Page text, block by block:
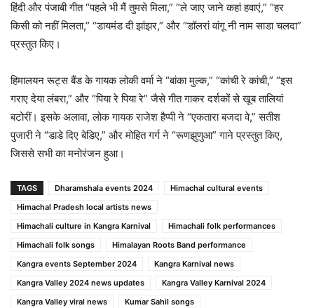
हिंदी और पंजाबी गीत “पहले भी मैं तुमसे मिला,” “ले जाए जाने कहां हवाएं,” “हर
किसी को नहीं मिलता,” “डायमंड दी झांझर,” और “डॉलरां वांगू नी नाम साडा चलदा”
प्रस्तुत किए।
हिमालयन रूट्स बैंड के गायक लोकी वर्मा ने “बांका मुल्क,” “कांची रे कांची,” “इस
गराए देया लंबरा,” और “पिया रे पिया रे” जैसे गीत गाकर दर्शकों से खूब तालियां
बटोरीं। इसके अलावा, लोक गायक राजेश हैप्पी ने “एकतारा बजदा वे,” सतीश
पुजारी ने “डाडे दिए बेडिए,” और मोहित गर्ग ने “रूणझुणुआ” गाने प्रस्तुत किए,
जिससे सभी का मनोरंजन हुआ।
TAGS Dharamshala events 2024
Himachal cultural events
Himachal Pradesh local artists news
Himachali culture in Kangra Karnival
Himachali folk performances
Himachali folk songs
Himalayan Roots Band performance
Kangra events September 2024
Kangra Karnival news
Kangra Valley 2024 news updates
Kangra Valley Karnival 2024
Kangra Valley viral news
Kumar Sahil songs